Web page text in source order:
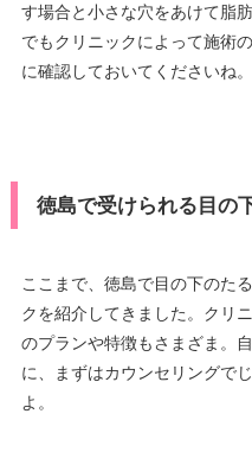
す場合と小さな穴をあけて脂
でもクリニックによって施術
に確認しておいてくださいね。
徳島で受けられる目の
ここまで、徳島で目の下のた
クを紹介してきました。クリ
のプランや特徴もさまざま。
に、まずはカウンセリングで
よ。